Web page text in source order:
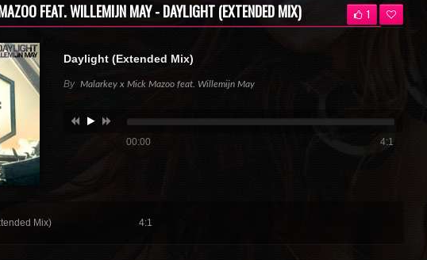
FEAT. WILLEMIJN MAY - DAYLIGHT (EXTENDED MIX) 1
Daylight (Extended Mix)
By Malarkey x Mick Mazoo feat. Willemijn May
00:00 4:1
Mix) 4:1